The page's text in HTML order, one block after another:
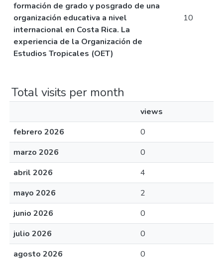
formación de grado y posgrado de una
organización educativa a nivel
internacional en Costa Rica. La
experiencia de la Organización de
Estudios Tropicales (OET)
10
Total visits per month
views
febrero 2026
0
marzo 2026
0
abril 2026
4
mayo 2026
2
junio 2026
0
julio 2026
0
agosto 2026
0